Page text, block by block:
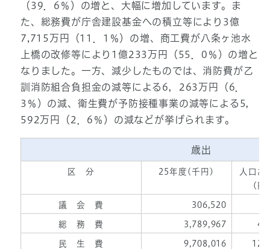
（39．6％）の増と、大幅に増加しています。ま
た、総務費が庁舎建設基金への積立等により3億
7,715万円（11．1％）の増、商工費が八条ヶ池水
上橋の改修等により1億233万円（55．0％）の増と
なりました。一方、減少したものでは、消防費が乙
訓消防組合負担金の減等による6，263万円（6．
3％）の減、衛生費が予防接種事業の減等による5，
592万円（2．6％）の減などが挙げられます。
歳出
区 分 25年度(千円)
人口あ
(円
議 会 費 306,520
総 務 費 3,789,967
民 生 費 9,708,016